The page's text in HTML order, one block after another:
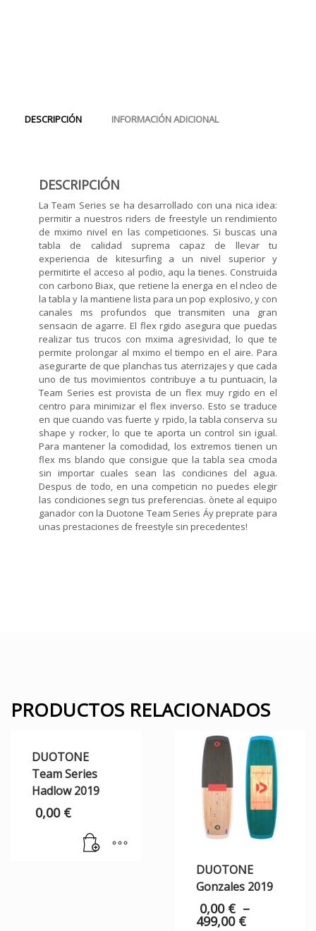
DESCRIPCIÓN INFORMACIÓN ADICIONAL
DESCRIPCIÓN
La Team Series se ha desarrollado con una nica idea:
permitir a nuestros riders de freestyle un rendimiento
de mximo nivel en las competiciones. Si buscas una
tabla de calidad suprema capaz de llevar tu
experiencia de kitesurfing a un nivel superior y
permitirte el acceso al podio, aqu la tienes. Construida
con carbono Biax, que retiene la energa en el ncleo de
la tabla y la mantiene lista para un pop explosivo, y con
canales ms profundos que transmiten una gran
sensacin de agarre. El flex rgido asegura que puedas
realizar tus trucos con mxima agresividad, lo que te
permite prolongar al mximo el tiempo en el aire. Para
asegurarte de que planchas tus aterrizajes y que cada
uno de tus movimientos contribuye a tu puntuacin, la
Team Series est provista de un flex muy rgido en el
centro para minimizar el flex inverso. Esto se traduce
en que cuando vas fuerte y rpido, la tabla conserva su
shape y rocker, lo que te aporta un control sin igual.
Para mantener la comodidad, los extremos tienen un
flex ms blando que consigue que la tabla sea cmoda
sin importar cuales sean las condicines del agua.
Despus de todo, en una competicin no puedes elegir
las condiciones segn tus preferencias. ònete al equipo
ganador con la Duotone Team Series Áy preprate para
unas prestaciones de freestyle sin precedentes!
PRODUCTOS RELACIONADOS
DUOTONE
Team Series
Hadlow 2019
0,00 €
DUOTONE
Gonzales 2019
0,00 € –
499,00 €